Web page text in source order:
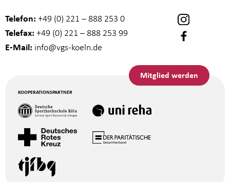
Telefon: +49 (0) 221 – 888 253 0
Telefax: +49 (0) 221 – 888 253 99
E-Mail: info@vgs-koeln.de
Mitglied werden
KOOPERATIONSPARTNER